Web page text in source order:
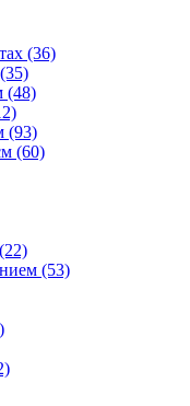
(36)
(48)
(93)
(60)
(53)